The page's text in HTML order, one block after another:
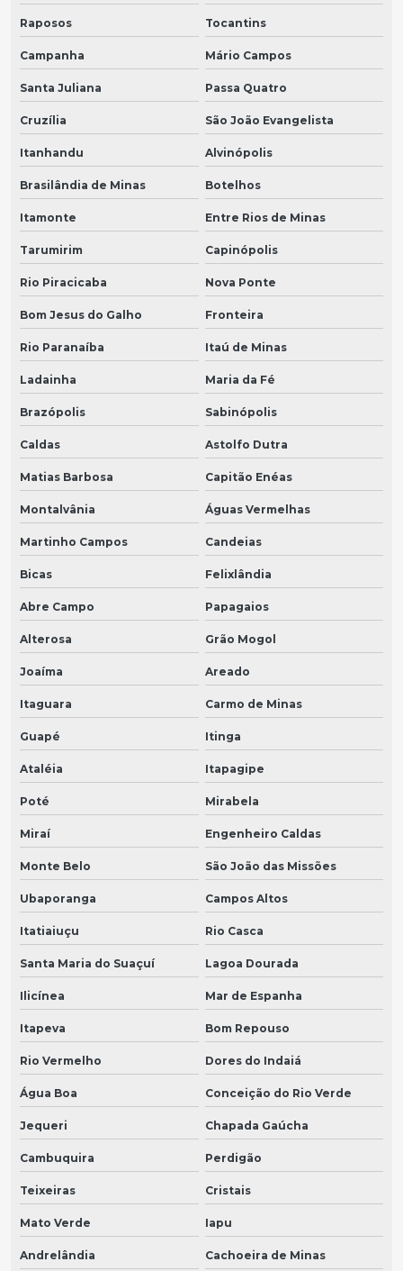
Raposos Tocantins
Campanha Mário Campos
Santa Juliana Passa Quatro
Cruzília São João Evangelista
Itanhandu Alvinópolis
Brasilândia de Minas Botelhos
Itamonte Entre Rios de Minas
Tarumirim Capinópolis
Rio Piracicaba Nova Ponte
Bom Jesus do Galho Fronteira
Rio Paranaíba Itaú de Minas
Ladainha Maria da Fé
Brazópolis Sabinópolis
Caldas Astolfo Dutra
Matias Barbosa Capitão Enéas
Montalvânia Águas Vermelhas
Martinho Campos Candeias
Bicas Felixlândia
Abre Campo Papagaios
Alterosa Grão Mogol
Joaíma Areado
Itaguara Carmo de Minas
Guapé Itinga
Ataléia Itapagipe
Poté Mirabela
Miraí Engenheiro Caldas
Monte Belo São João das Missões
Ubaporanga Campos Altos
Itatiaiuçu Rio Casca
Santa Maria do Suaçuí Lagoa Dourada
Ilicínea Mar de Espanha
Itapeva Bom Repouso
Rio Vermelho Dores do Indaiá
Água Boa Conceição do Rio Verde
Jequeri Chapada Gaúcha
Cambuquira Perdigão
Teixeiras Cristais
Mato Verde Iapu
Andrelândia Cachoeira de Minas